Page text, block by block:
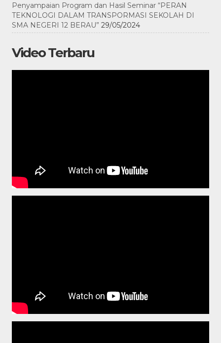
Penyampaian Program dan Hasil Seminar “PERAN
TEKNOLOGI DALAM TRANSPORMASI SEKOLAH DI
SMA NEGERI 12 BERAU” 29/05/2024
Video Terbaru